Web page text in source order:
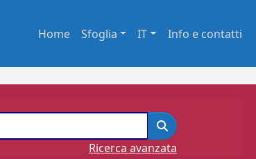
Home Sfoglia IT Info e contatti
Ricerca avanzata